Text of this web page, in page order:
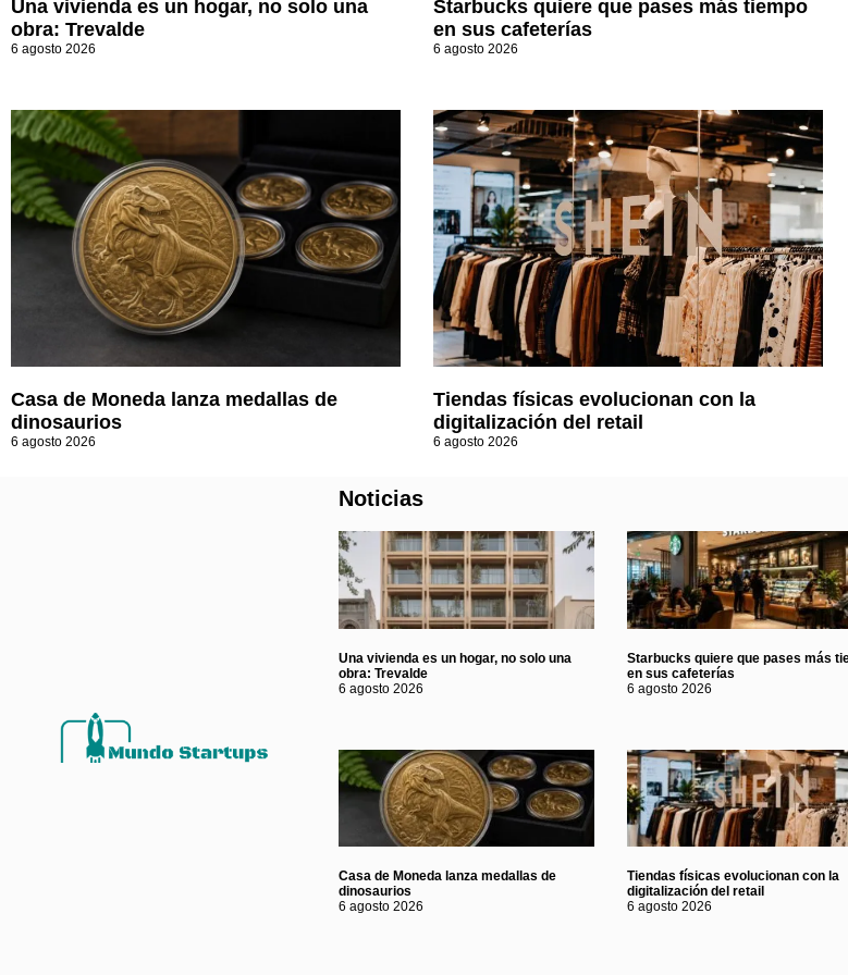
Una vivienda es un hogar, no solo una
obra: Trevalde
6 agosto 2026
Starbucks quiere que pases más tiempo
en sus cafeterías
6 agosto 2026
Casa de Moneda lanza medallas de
dinosaurios
6 agosto 2026
Tiendas físicas evolucionan con la
digitalización del retail
6 agosto 2026
Noticias
Una vivienda es un hogar, no solo una
obra: Trevalde
6 agosto 2026
Starbucks quiere que pases más
en sus cafeterías
6 agosto 2026
Casa de Moneda lanza medallas de
dinosaurios
6 agosto 2026
Tiendas físicas evolucionan con la
digitalización del retail
6 agosto 2026